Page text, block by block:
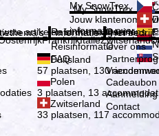
My SnowTrex
My SnowTrex
Jouw
informatie over je
Kies
FrankrijkItaliëZwitserland
Duitsland
57 plaatsen, 130
Polen
3 plaatsen, 13
Zwitserland
33 plaatsen, 117
artikelen in ons magazine
Informatie
Reisinformatie
Reisinformatie
FAQ
Het bedrijf
Over ons
Over ons
Cadeaubon
Contact